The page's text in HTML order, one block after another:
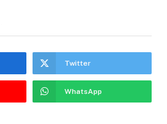
Twitter
WhatsApp